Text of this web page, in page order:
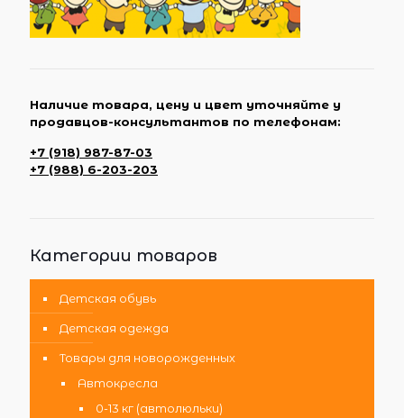
Наличие товара, цену и цвет уточняйте у
продавцов-консультантов по телефонам:
+7 (918) 987-87-03
+7 (988) 6-203-203
Категории товаров
Детская обувь
Детская одежда
Товары для новорожденных
Автокресла
0-13 кг (автолюльки)